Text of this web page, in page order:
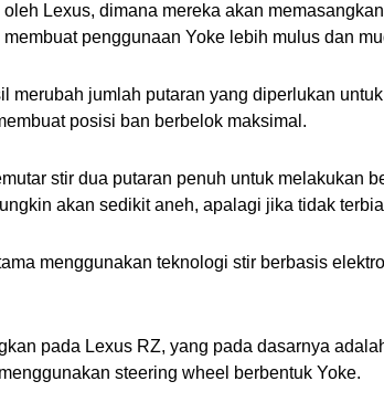
Lexus, dimana mereka akan
penggunaan Yoke lebih mulus dan
merubah jumlah putaran yang diperlukan
posisi ban berbelok maksimal.
stir dua putaran penuh untuk melakukan
akan sedikit aneh, apalagi jika tidak
menggunakan teknologi stir berbasis
pada Lexus RZ, yang pada dasarnya
steering wheel berbentuk Yoke.